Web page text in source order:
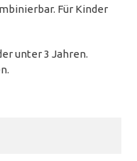
Für Kinder
unter 3 Jahren.